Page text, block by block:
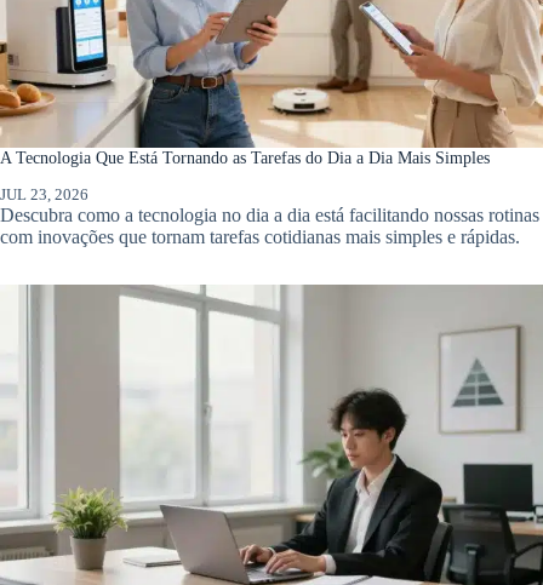
A Tecnologia Que Está Tornando as Tarefas do Dia a Dia Mais Simples
JUL 23, 2026
Descubra como a tecnologia no dia a dia está facilitando nossas rotinas
com inovações que tornam tarefas cotidianas mais simples e rápidas.